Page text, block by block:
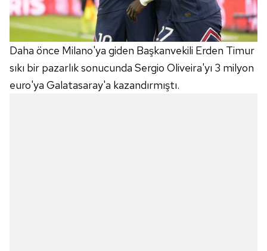
Daha önce Milano'ya giden Başkanvekili Erden Timur
sıkı bir pazarlık sonucunda Sergio Oliveira'yı 3 milyon
euro'ya Galatasaray'a kazandırmıştı.